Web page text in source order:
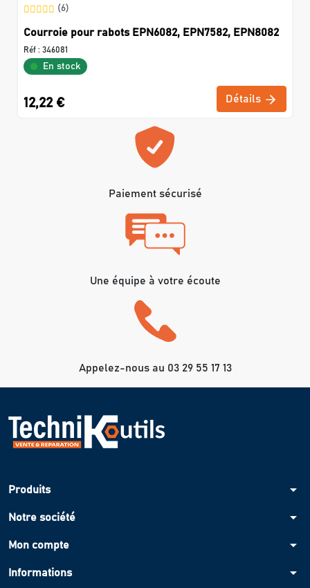
(6)
Courroie pour rabots EPN6082, EPN7582, EPN8082
Réf : 346081
En stock
12,22 € Détails
Paiement sécurisé
Une équipe à votre écoute
Appelez-nous au 03 29 55 17 13
Produits arrow_drop_down
Notre société arrow_drop_down
Mon compte arrow_drop_down
Informations arrow_drop_down